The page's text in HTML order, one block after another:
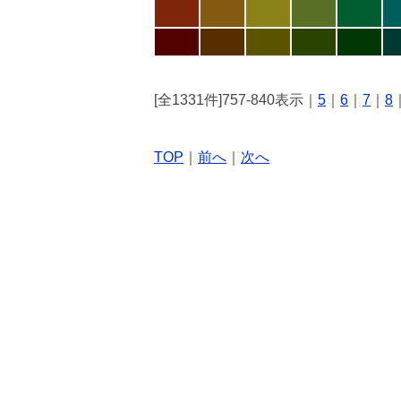
[全1331件]757-840表示｜ 5 6 7 8
TOP 前へ 次へ